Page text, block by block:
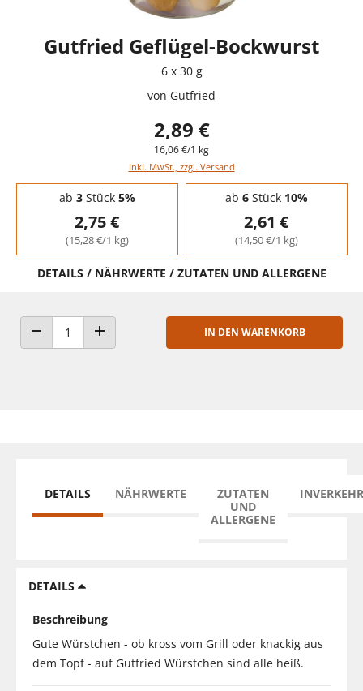
Gutfried Geflügel-Bockwurst
6 x 30 g
von Gutfried
2,89 €
16,06 €/1 kg
inkl. MwSt., zzgl. Versand
Staffelpreise - Mengenrabatt
ab 3Stück 5%
2,75 €
(15,28 €/1 kg)
ab 6Stück 10%
2,61 €
(14,50 €/1 kg)
DETAILS / NÄHRWERTE / ZUTATEN UND ALLERGENE
ANZAHL VERRINGERNANZAHL ERHÖHEN
IN DEN WARENKORB
DETAILS NÄHRWERTE
ZUTATEN
UND
ALLERGENE
DETAILS
Beschreibung
Gute Würstchen - ob kross vom Grill oder knackig aus
dem Topf - auf Gutfried Würstchen sind alle heiß.